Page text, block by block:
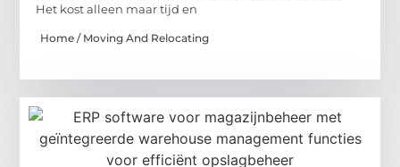
Het kost alleen maar tijd en
Home / Moving And Relocating